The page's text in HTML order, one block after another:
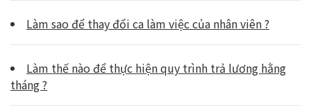
Làm sao để thay đổi ca làm việc của nhân viên ?
Làm thế nào để thực hiện quy trình trả lương hằng
tháng ?